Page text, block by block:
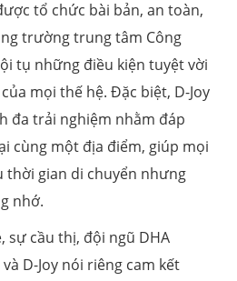
tổ chức bài bản, an toàn,
trường trung tâm Công
tụ những điều kiện tuyệt vời
mọi thế hệ. Đặc biệt, D-Joy
đa trải nghiệm nhằm đáp
cùng một địa điểm, giúp mọi
thời gian di chuyển nhưng
nhớ.
sự cầu thị, đội ngũ DHA
D-Joy nói riêng cam kết